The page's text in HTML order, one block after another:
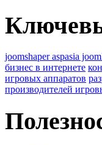
joomshaper aspasia
бизнес в интернете
игровых аппаратов
производителей